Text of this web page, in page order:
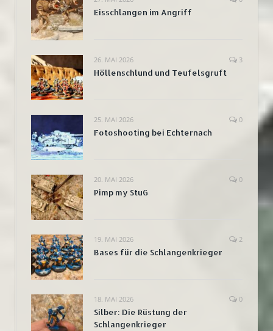
Eisschlangen im Angriff
26. MAI 2026 3
Höllenschlund und Teufelsgruft
25. MAI 2026 0
Fotoshooting bei Echternach
20. MAI 2026 0
Pimp my StuG
19. MAI 2026 2
Bases für die Schlangenkrieger
18. MAI 2026 0
Silber: Die Rüstung der
Schlangenkrieger